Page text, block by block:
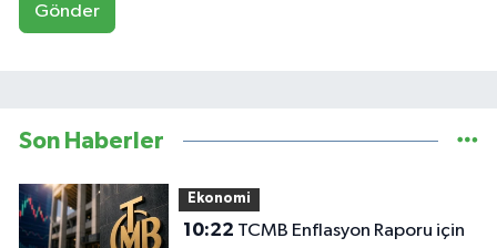
Gönder
Son Haberler
Ekonomi
10:22